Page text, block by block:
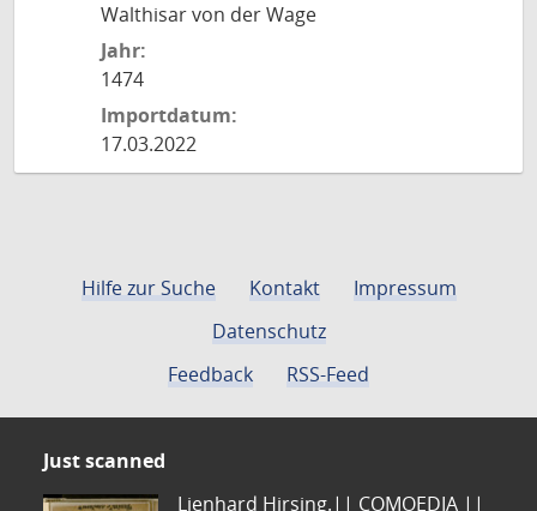
Walthisar von der Wage
Jahr:
1474
Importdatum:
17.03.2022
Hilfe zur Suche Kontakt
Impressum
Datenschutz
Feedback
RSS-Feed
Just scanned
Lienhard Hirsing.|| COMOEDIA ||